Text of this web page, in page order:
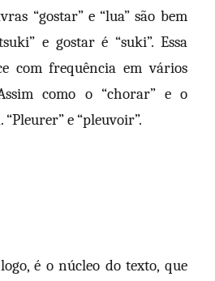
“gostar” e “lua” são bem
e gostar é “suki”. Essa
com frequência em vários
como o “chorar” e o
e “pleuvoir”.
é o núcleo do texto, que